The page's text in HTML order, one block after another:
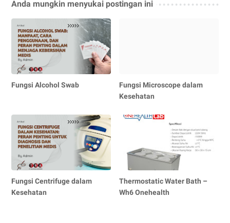
Anda mungkin menyukai postingan ini
Fungsi Alcohol Swab
Fungsi Microscope dalam
Kesehatan
Fungsi Centrifuge dalam
Kesehatan
Thermostatic Water Bath –
Wh6 Onehealth